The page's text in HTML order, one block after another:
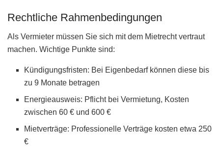
Rechtliche Rahmenbedingungen
Als Vermieter müssen Sie sich mit dem Mietrecht vertraut
machen. Wichtige Punkte sind:
Kündigungsfristen: Bei Eigenbedarf können diese bis
zu 9 Monate betragen
Energieausweis: Pflicht bei Vermietung, Kosten
zwischen 60 € und 600 €
Mietverträge: Professionelle Verträge kosten etwa 250
€